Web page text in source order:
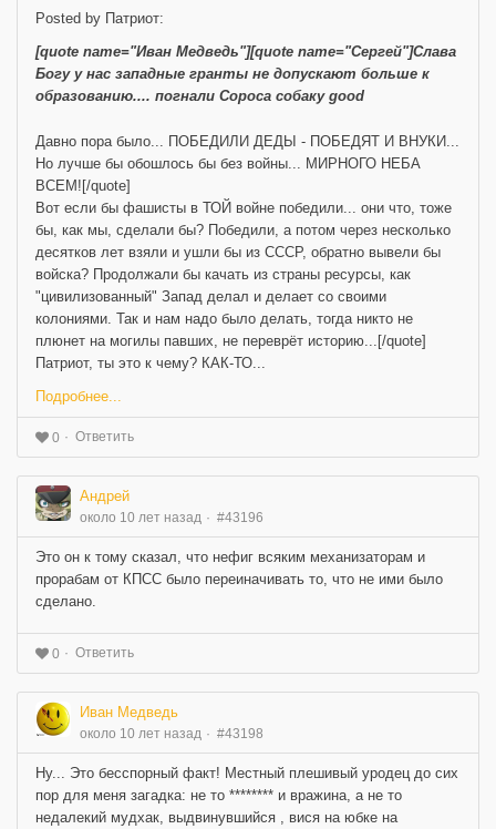
Posted by Патриот:
[quote name="Иван Медведь"][quote name="Сергей"]Слава
Богу у нас западные гранты не допускают больше к
образованию.... погнали Сороса собаку good
Давно пора было... ПОБЕДИЛИ ДЕДЫ - ПОБЕДЯТ И ВНУКИ...
Но лучше бы обошлось бы без войны... МИРНОГО НЕБА
ВСЕМ![/quote]
Вот если бы фашисты в ТОЙ войне победили... они что, тоже
бы, как мы, сделали бы? Победили, а потом через несколько
десятков лет взяли и ушли бы из СССР, обратно вывели бы
войска? Продолжали бы качать из страны ресурсы, как
"цивилизованный" Запад делал и делает со своими
колониями. Так и нам надо было делать, тогда никто не
плюнет на могилы павших, не переврёт историю...[/quote]
Патриот, ты это к чему? КАК-ТО...
Подробнее...
0 Ответить
Андрей
около 10 лет назад #43196
Это он к тому сказал, что нефиг всяким механизаторам и
прорабам от КПСС было переиначивать то, что не ими было
сделано.
0 Ответить
Иван Медведь
около 10 лет назад #43198
Ну... Это бесспорный факт! Местный плешивый уродец до сих
пор для меня загадка: не то ******** и вражина, а не то
недалекий мудхак, выдвинувшийся , вися на юбке на